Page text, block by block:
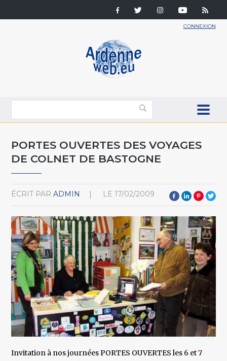
CONNEXION
PORTES OUVERTES DES VOYAGES
DE COLNET DE BASTOGNE
ÉCRIT PAR ADMIN LE 17/02/2009
Invitation à nos journées PORTES OUVERTES les 6 et 7